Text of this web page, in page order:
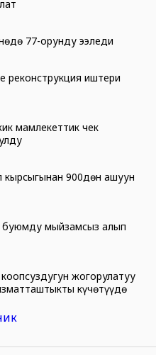
77-орунду ээледи
реконструкция иштери
мамлекеттик чек
900дөн ашуун
буюмду мыйзамсыз алып
жогорулатуу
күчөтүүдө